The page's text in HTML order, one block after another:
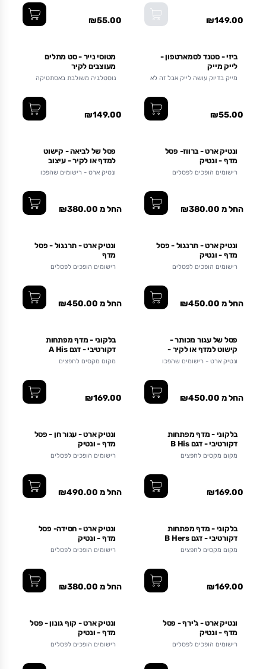
₪149.00
₪55.00
ביזי - סטנד לסמארטפון -
לייק מייק
מייק בדיוק עושה לייק אבל זה לא
₪55.00
מטוסי נייר - סט מתלים
מעוצבים לקיר
נוסטלגיה משולבת באסתטיקה
₪149.00
ונטיק ארט - ברווז- פסל
מדף - ונטיק
רישומים הופכים לפסלים
החל מ ₪380.00
פסל של לביאה - קישוט
למדף או לקיר - עיצוב
מודרני לבית - שלושה גדלים
ונטיק ארט - רישומים שהפכו
החל מ ₪380.00
ונטיק ארט - תרנגול - פסל
מדף - ונטיק
רישומים הופכים לפסלים
החל מ ₪450.00
ונטיק ארט - תרנגול - פסל
מדף
רישומים הופכים לפסלים
החל מ ₪450.00
פסל של עגור מכותר -
קישוט למדף או לקיר -
עיצוב מודרני לבית - שלושה
ונטיק ארט - רישומים שהפכו
החל מ ₪450.00
בלקוני - מדף מפתחות
דקורטיבי - דגם A His
מקום מקסים לחפצים
₪169.00
בלקוני - מדף מפתחות
דקורטיבי - דגם B His
מקום מקסים לחפצים
₪169.00
ונטיק ארט - עגור חן - פסל
מדף - ונטיק
רישומים הופכים לפסלים
החל מ ₪490.00
בלקוני - מדף מפתחות
דקורטיבי - דגם B Hers
מקום מקסים לחפצים
₪169.00
ונטיק ארט - חסידה- פסל
מדף - ונטיק
רישומים הופכים לפסלים
החל מ ₪380.00
ונטיק ארט - ג'ירף - פסל
מדף - ונטיק
רישומים הופכים לפסלים
25%
ונטיק ארט - קוף גונון - פסל
מדף - ונטיק
רישומים הופכים לפסלים